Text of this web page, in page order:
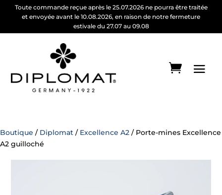
Toute commande reçue après le 25.07.2026 ne pourra être traitée
et envoyée avant le 10.08.2026, en raison de notre fermeture
estivale du 27.07 au 09.08
Boutique / Diplomat / Excellence A2 / Porte-mines Excellence
A2 guilloché